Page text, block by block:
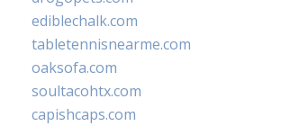
ediblechalk.com
tabletennisnearme.com
oaksofa.com
soultacohtx.com
capishcaps.com